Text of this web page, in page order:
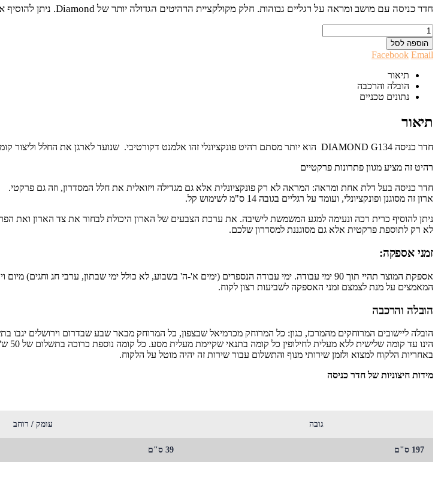
‏חדר כניסה עם מושב ומראה על רגליים גבוהות. חלק מקולקציית הרהיטים הגדולה יותר של Diamond. ניתן להוסיף אלמנטים נוספים.
הוספה לסל
Facebook Email
תיאור
הובלה והרכבה
נתונים טכניים
תיאור
‏חדר כניסה DIAMOND G134 הוא יותר מסתם רהיט פונקציונלי זהו אלמנט דקורטיבי. שנועד לארגן את החלל וליצור קומפוזיציה ייחודית על ידי שילוב עץ אלון מסורתי עם אלמנטים שחורים.
רהיט זה מציע מגוון פתרונות פרקטיים
‏חדר כניסה בעל דלת אחת ומראה: המראה לא רק פונקציונלית אלא גם מגדילה ויזואלית את חלל המסדרון, וזה גם פרקטי.
ארון זה מסוגנן ופונקציונלי, ועומד על רגליים בגובה 14 ס"מ לשימוש קל.
ניתן להוסיף כרית רכה ונעימה למגע המשמשת לישיבה. את ערכת הצבעים של הארון היכולת לבחור את צד הארון
לא רק לתוספת פרקטית אלא גם מסוגננת למסדרון שלכם.
זמני אספקה:
אספקת המוצר תהיי תוך 90 ימי עבודה. ימי עבודה הנספרים (ימים א'-ה' בשבוע, לא כולל ימי שבתון,
המאמצים על מנת לצמצם זמני האספקה לשביעות רצון לקוח.
הובלה והרכבה
באחריות הלקוח למצוא ולזמן שירותי מנוף והתשלום עבור שירות זה יהיה מוטל על הלקוח.
מידות חיצוניות של ‏חדר כניסה
גובה עומק / רוחב
197 ס"ם